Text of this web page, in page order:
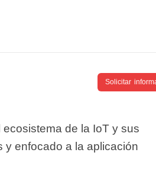
Solicitar
de la IoT y sus
y enfocado a la aplicación